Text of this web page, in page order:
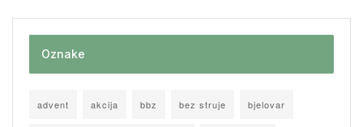
Oznake
advent akcija bbz bez struje bjelovar